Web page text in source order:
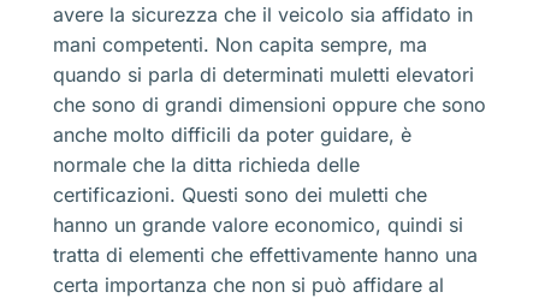
avere la sicurezza che il veicolo sia affidato in
mani competenti. Non capita sempre, ma
quando si parla di determinati muletti elevatori
che sono di grandi dimensioni oppure che sono
anche molto difficili da poter guidare, è
normale che la ditta richieda delle
certificazioni. Questi sono dei muletti che
hanno un grande valore economico, quindi si
tratta di elementi che effettivamente hanno una
certa importanza che non si può affidare al